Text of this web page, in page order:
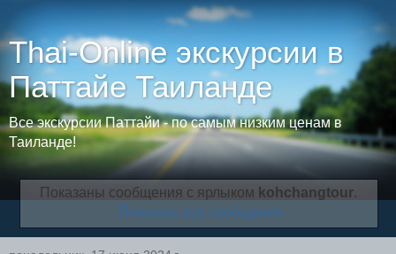
Thai-Online экскурсии в
Паттайе Таиланде
Все экскурсии Паттайи - по самым низким ценам в
Таиланде!
Показаны сообщения с ярлыком kohchangtour.
Показать все сообщения